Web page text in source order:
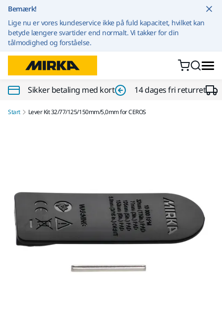
Bemærk!
Lige nu er vores kundeservice ikke på fuld kapacitet, hvilket kan
betyde længere svartider end normalt. Vi takker for din
tålmodighed og forståelse.
Sikker betaling med kort 14 dages fri returret
Start Lever Kit 32/77/125/150mm/5,0mm for CEROS